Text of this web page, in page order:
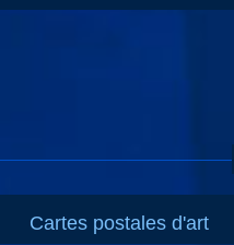
Cartes postales d'art